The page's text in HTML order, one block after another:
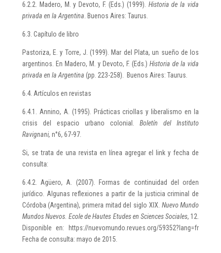
6.2.2. Madero, M. y Devoto, F. (Eds.) (1999). Historia de la vida
privada en la Argentina . Buenos Aires: Taurus.
6.3. Capítulo de libro
Pastoriza, E. y Torre, J. (1999). Mar del Plata, un sueño de los
argentinos. En Madero, M. y Devoto, F. (Eds.)Historia de la vida
privada en la Argentina (pp. 223-258). Buenos Aires: Taurus.
6.4. Artículos en revistas
6.4.1. Annino, A. (1995). Prácticas criollas y liberalismo en la
crisis del espacio urbano colonial.Boletín del Instituto
Ravignani, n°6, 67-97.
Si, se trata de una revista en línea agregar el link y fecha de
consulta:
6.4.2. Agüero, A. (2007). Formas de continuidad del orden
jurídico. Algunas reflexiones a partir de la justicia criminal de
Córdoba (Argentina), primera mitad del siglo XIX. Nuevo Mundo
Mundos Nuevos. Ecole de Hautes Etudes en Sciences Sociales, 12.
Disponible en: https://nuevomundo.revues.org/59352?lang=fr
Fecha de consulta: mayo de 2015.